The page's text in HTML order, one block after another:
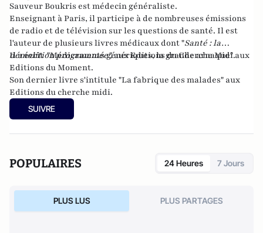
Sauveur Boukris est médecin généraliste.
Enseignant à Paris, il participe à de nombreuses émissions
de radio et de télévision sur les questions de santé. Il est
l'auteur de plusieurs livres médicaux dont "Santé : la
démolition programmée",aux Editions du Cherche Midi.
Il a écrit "Médicaments génériques, la grande arnaque" aux
Editions du Moment.
Son dernier livre s'intitule "La fabrique des malades" aux
Editions du cherche midi.
SUIVRE
POPULAIRES 24 Heures 7 Jours
PLUS LUS PLUS PARTAGES